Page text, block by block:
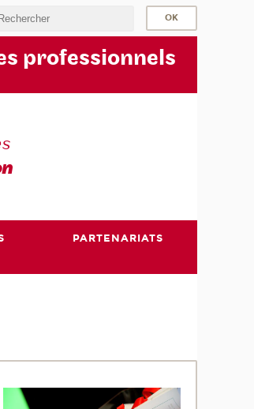
professionnels
PARTENARIATS